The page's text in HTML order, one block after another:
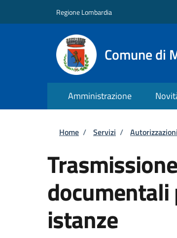
Regione Lombardia
Comune di
Amministrazione
Briciole di
Home / Servizi / Autorizzazioni
istanze